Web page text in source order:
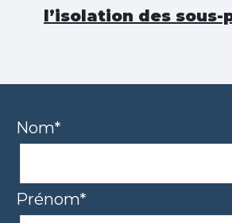
l’isolation des sous-
Nom*
Prénom*